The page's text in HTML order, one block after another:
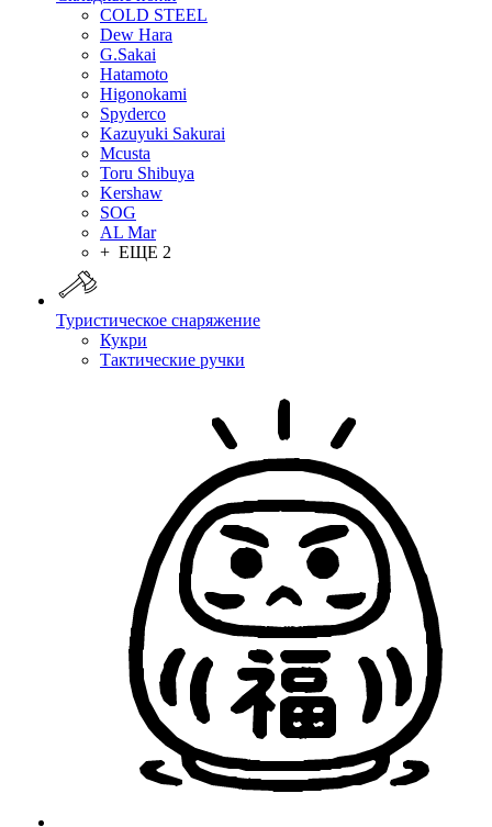
COLD STEEL
Dew Hara
G.Sakai
Hatamoto
Higonokami
Spyderco
Kazuyuki Sakurai
Mcusta
Toru Shibuya
Kershaw
SOG
AL Mar
+ ЕЩЕ 2
Туристическое снаряжение
Кукри
Тактические ручки